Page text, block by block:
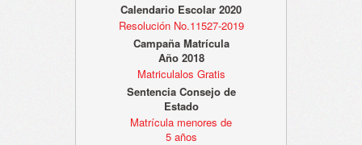
Calendario Escolar 2020
Resolución No.11527-2019
Campaña Matrícula
Año 2018
Matriculalos Gratis
Sentencia Consejo de
Estado
Matrícula menores de
5 años